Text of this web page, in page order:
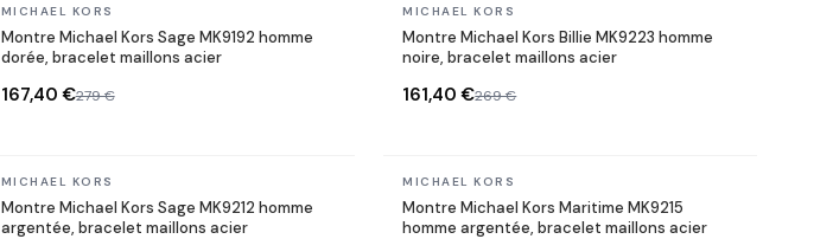
En stock
MICHAEL KORS
Montre Michael Kors Sage MK9192 homme
dorée, bracelet maillons acier
167,40 €279 €
En stock
MICHAEL KORS
Montre Michael Kors Billie MK9223 homme
noire, bracelet maillons acier
161,40 €269 €
En stock
MICHAEL KORS
Montre Michael Kors Sage MK9212 homme
argentée, bracelet maillons acier
En stock
MICHAEL KORS
Montre Michael Kors Maritime MK9215
homme argentée, bracelet maillons acier